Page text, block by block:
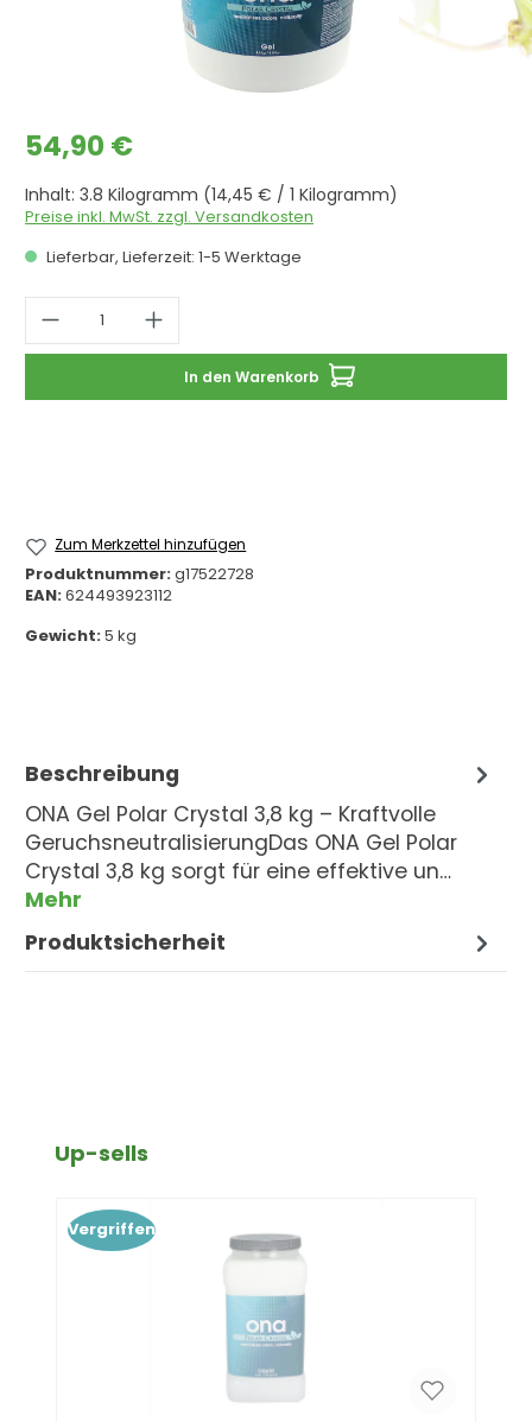
Regulärer Preis:
54,90 €
Inhalt: 3.8 Kilogramm (14,45 € / 1 Kilogramm)
Preise inkl. MwSt. zzgl. Versandkosten
Lieferbar, Lieferzeit: 1-5 Werktage
Produkt Anzahl: Gib den
In den Warenkorb
Zum Merkzettel hinzufügen
Produktnummer:g17522728
EAN:624493923112
Gewicht:5 kg
Beschreibung
ONA Gel Polar Crystal 3,8 kg – Kraftvolle
GeruchsneutralisierungDas ONA Gel Polar
Crystal 3,8 kg sorgt für eine effektive un…
Mehr
Produktsicherheit
Produktgalerie überspringen
Up-sells
Vergriffen